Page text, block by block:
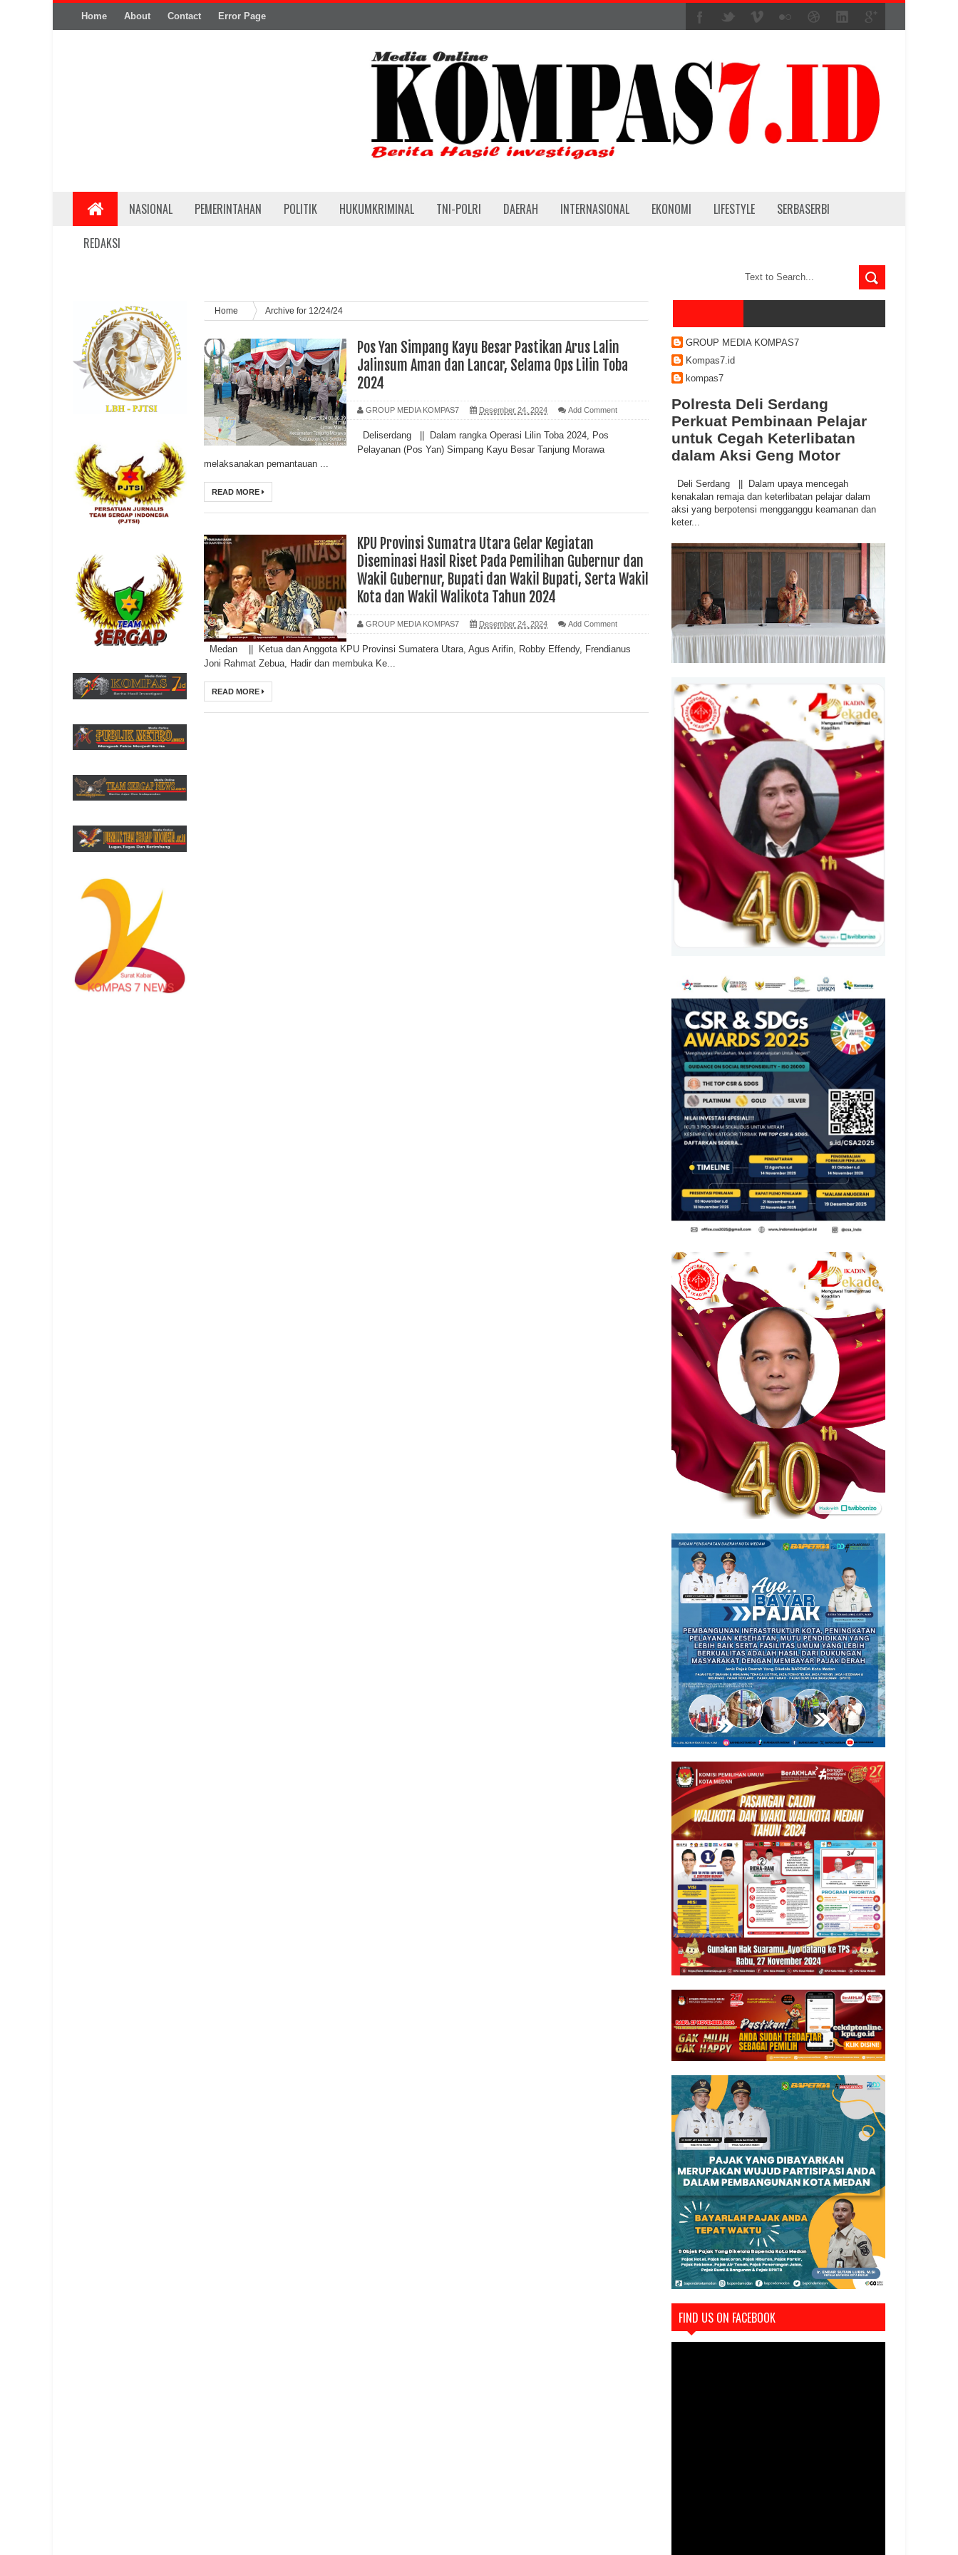
Home About Contact Error Page
NASIONAL PEMERINTAHAN POLITIK HUKUMKRIMINAL TNI-POLRI DAERAH INTERNASIONAL EKONOMI LIFESTYLE
SERBASERBI
REDAKSI
Home Archive for 12/24/24
Pos Yan Simpang Kayu Besar Pastikan Arus Lalin
Jalinsum Aman dan Lancar, Selama Ops Lilin Toba
2024
GROUP MEDIA KOMPAS7 Desember 24, 2024 Add Comment
Deliserdang || Dalam rangka Operasi Lilin Toba 2024, Pos
Pelayanan (Pos Yan) Simpang Kayu Besar Tanjung Morawa
melaksanakan pemantauan ...
READ MORE
KPU Provinsi Sumatra Utara Gelar Kegiatan
Diseminasi Hasil Riset Pada Pemilihan Gubernur dan
Wakil Gubernur, Bupati dan Wakil Bupati, Serta Wakil
Kota dan Wakil Walikota Tahun 2024
GROUP MEDIA KOMPAS7 Desember 24, 2024 Add Comment
Medan || Ketua dan Anggota KPU Provinsi Sumatera Utara, Agus Arifin, Robby Effendy, Frendianus
Joni Rahmat Zebua, Hadir dan membuka Ke...
READ MORE
GROUP MEDIA KOMPAS7
Kompas7.id
kompas7
Polresta Deli Serdang
Perkuat Pembinaan Pelajar
untuk Cegah Keterlibatan
dalam Aksi Geng Motor
Deli Serdang || Dalam upaya mencegah
kenakalan remaja dan keterlibatan pelajar dalam
aksi yang berpotensi mengganggu keamanan dan
keter...
FIND US ON FACEBOOK